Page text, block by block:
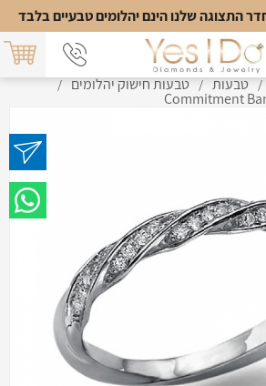
התצוגה שלנו הינם יהלומים טבעיים בלבד
/ טבעות / טבעות חישוק יהלומים /